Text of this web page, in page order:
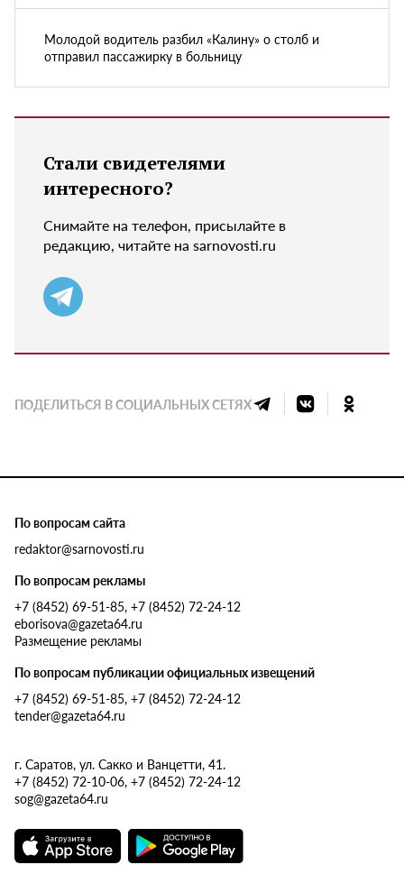
Молодой водитель разбил «Калину» о столб и
отправил пассажирку в больницу
Стали свидетелями
интересного?
Снимайте на телефон, присылайте в
редакцию, читайте на sarnovosti.ru
ПОДЕЛИТЬСЯ В СОЦИАЛЬНЫХ СЕТЯХ
По вопросам сайта
redaktor@sarnovosti.ru
По вопросам рекламы
+7 (8452) 69-51-85, +7 (8452) 72-24-12
eborisova@gazeta64.ru
Размещение рекламы
По вопросам публикации официальных извещений
+7 (8452) 69-51-85, +7 (8452) 72-24-12
tender@gazeta64.ru
г. Саратов, ул. Сакко и Ванцетти, 41.
+7 (8452) 72-10-06, +7 (8452) 72-24-12
sog@gazeta64.ru